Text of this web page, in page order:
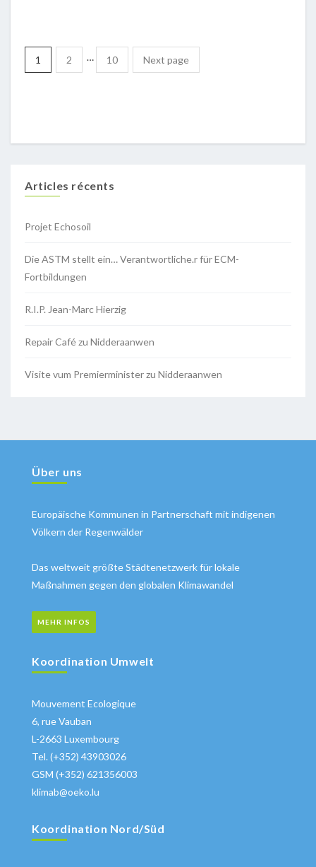
1 2 … 10 Next page
Articles récents
Projet Echosoil
Die ASTM stellt ein… Verantwortliche.r für ECM-
Fortbildungen
R.I.P. Jean-Marc Hierzig
Repair Café zu Nidderaanwen
Visite vum Premierminister zu Nidderaanwen
Über uns
Europäische Kommunen in Partnerschaft mit indigenen
Völkern der Regenwälder
Das weltweit größte Städtenetzwerk für lokale
Maßnahmen gegen den globalen Klimawandel
MEHR INFOS
Koordination Umwelt
Mouvement Ecologique
6, rue Vauban
L-2663 Luxembourg
Tel. (+352) 43903026
GSM (+352) 621356003
klimab@oeko.lu
Koordination Nord/Süd